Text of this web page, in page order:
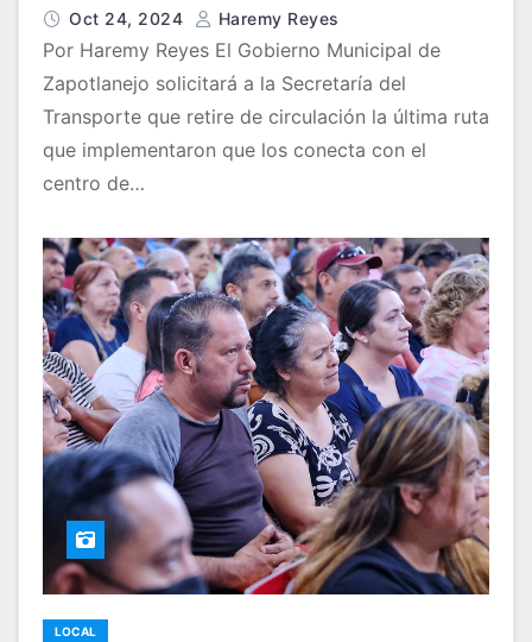
Oct 24, 2024 Haremy Reyes
Por Haremy Reyes El Gobierno Municipal de
Zapotlanejo solicitará a la Secretaría del
Transporte que retire de circulación la última ruta
que implementaron que los conecta con el
centro de…
LOCAL